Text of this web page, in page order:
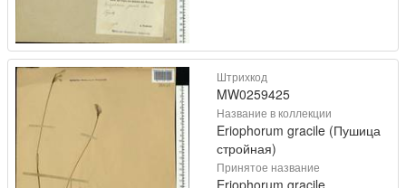
Штрихкод
MW0259425
Название в коллекции
Eriophorum gracile (Пушица
стройная)
Принятое название
Eriophorum gracile